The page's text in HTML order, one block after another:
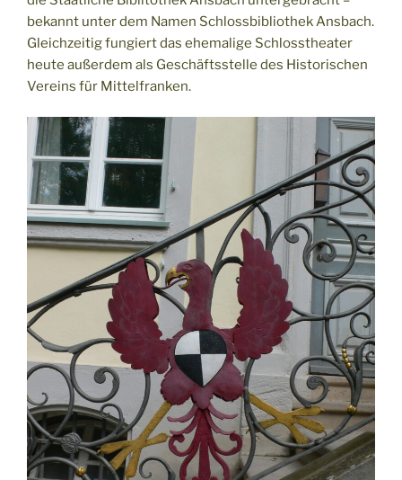
bekannt unter dem Namen Schlossbibliothek Ansbach.
Gleichzeitig fungiert das ehemalige Schlosstheater
heute außerdem als Geschäftsstelle des Historischen
Vereins für Mittelfranken.